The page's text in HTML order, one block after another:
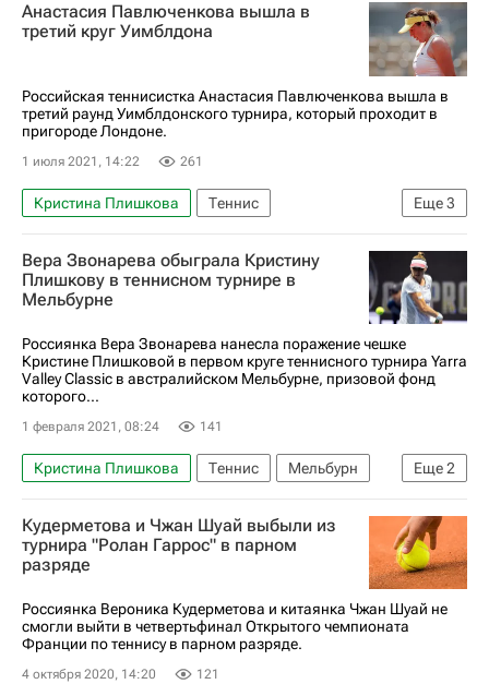
Открытый чемпионат США по теннису (US Open)
Анастасия Павлюченкова вышла в
третий круг Уимблдона
Российская теннисистка Анастасия Павлюченкова вышла в
третий раунд Уимблдонского турнира, который проходит в
пригороде Лондоне.
1 июля 2021, 14:22 261
Еще3
Кристина Плишкова
Теннис
Анастасия Павлюченкова
Женская теннисная ассоциация (WTA)
Уимблдон
Вера Звонарева обыграла Кристину
Плишкову в теннисном турнире в
Мельбурне
Россиянка Вера Звонарева нанесла поражение чешке
Кристине Плишковой в первом круге теннисного турнира Yarra
Valley Classic в австралийском Мельбурне, призовой фонд
которого...
1 февраля 2021, 08:24 141
Еще2
Кристина Плишкова Теннис
Мельбурн
Чжан Шуай
Вера Звонарева
Кудерметова и Чжан Шуай выбыли из
турнира "Ролан Гаррос" в парном
разряде
Россиянка Вероника Кудерметова и китаянка Чжан Шуай не
смогли выйти в четвертьфинал Открытого чемпионата
Франции по теннису в парном разряде.
4 октября 2020, 14:20 121